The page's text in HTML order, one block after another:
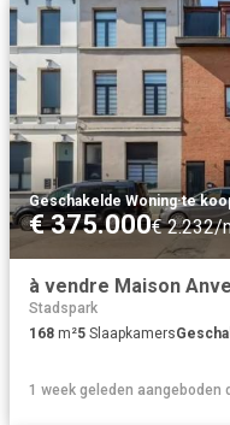
Geschakelde Woning·te
€ 375.000€ 2.232/
à vendre Maison
Stadspark
168 m²5 Slaapkamers
1 week geleden aangeboden